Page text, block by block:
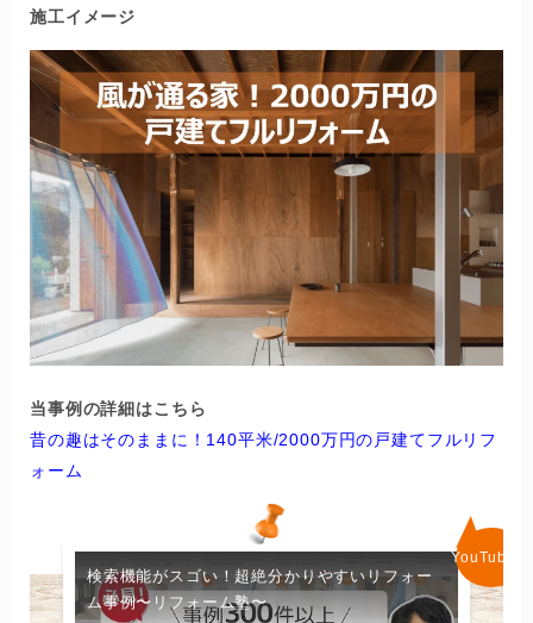
施工イメージ
当事例の詳細はこちら
昔の趣はそのままに！140平米/2000万円の戸建てフルリフ
ォーム
検索機能がスゴい！超絶分かりやすいリフォー
ム事例〜リフォーム塾〜